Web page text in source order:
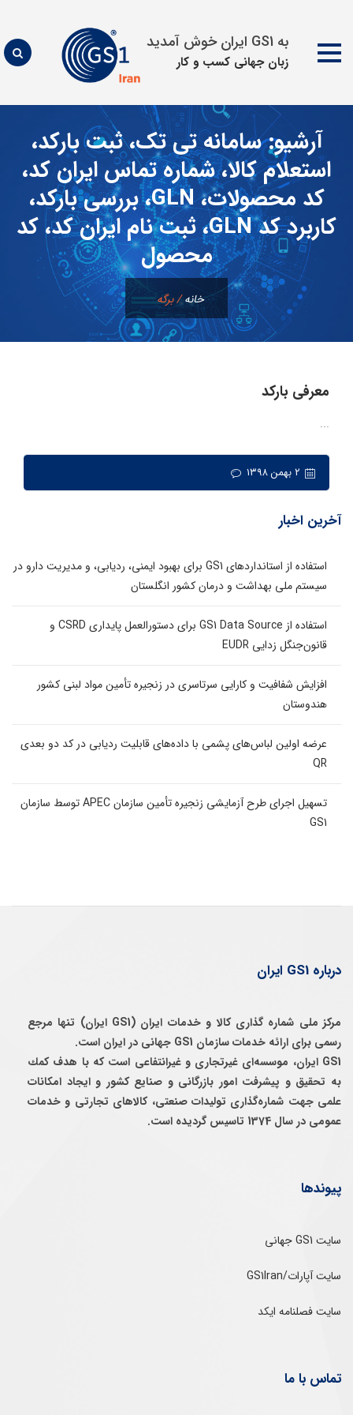
به GS1 ایران خوش آمدید
زبان جهانی كسب و كار
محتواآرشیو:سامانه تی تک، ثبت بارکد،
استعلام کالا، شماره تماس ایران کد،
کد محصولات، GLN، بررسی بارکد،
کاربرد کد GLN، ثبت نام ایران کد، کد
محصول
خانه/برگه
معرفی بارکد
...
آخرین اخبار
استفاده از استانداردهای GS1 برای بهبود ایمنی، ردیابی، و مدیریت دارو در
سیستم ملی بهداشت و درمان کشور انگلستان
استفاده از GS1 Data Source برای دستورالعمل پایداری CSRD و
قانون‌جنگل زدایی EUDR
افزایش شفافیت و کارایی سرتاسری در زنجیره تأمین مواد لبنی کشور
هندوستان
عرضه اولین لباس‌های پشمی با داده‌های قابلیت ردیابی در کد دو بعدی
QR
تسهیل اجرای طرح آزمایشی زنجیره تأمین سازمان APEC توسط سازمان
GS1
درباره GS1 ایران
مرکز ملی شماره گذاری کالا و خدمات ایران (GS1 ایران) تنها مرجع
رسمی برای ارائه خدمات سازمان GS1 جهانی در ایران است.
GS1 ایران، موسسه‌ای غيرتجاری و غيرانتفاعی است كه با هدف كمك
به تحقيق و پيشرفت امور بازرگانی و صنايع كشور و ايجاد امكانات
علمی جهت شماره‌گذاری توليدات صنعتی، كالاهای تجارتی و خدمات
عمومی در سال 1374 تاسيس گرديده است.
پیوندها
سایت GS1 جهانی
سایت آپارات/GS1Iran
سایت فصلنامه ایکد
تماس با ما